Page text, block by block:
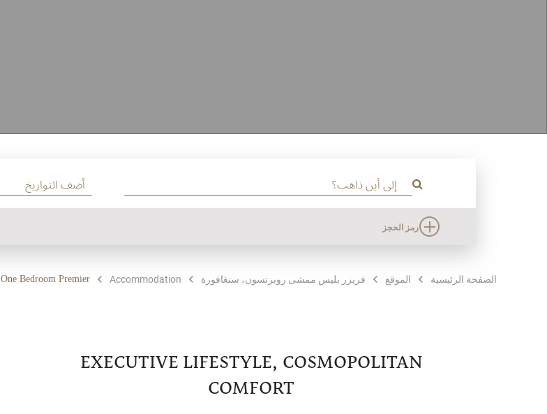
رمز الحجز
الصفحة الرئيسية الموقع فريزر بليس ممشى روبرتسون، سنغافورة Accommodation
One Bedroom Premier
EXECUTIVE LIFESTYLE, COSMOPOLITAN
COMFORT